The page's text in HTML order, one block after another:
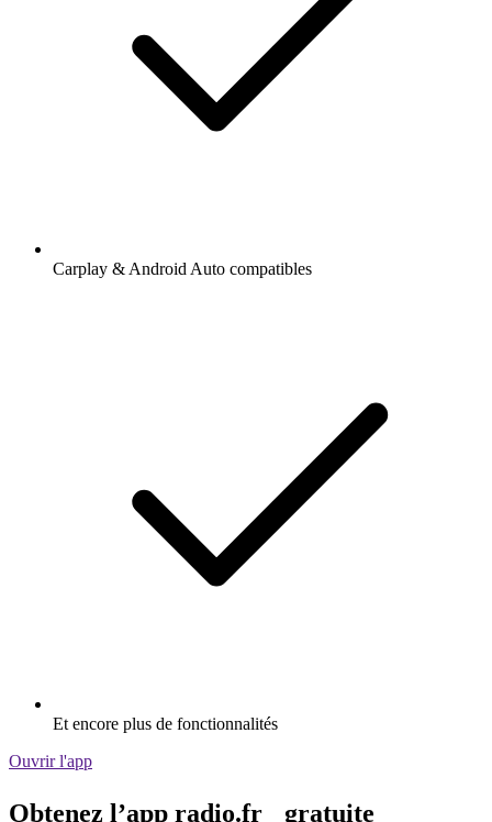
Carplay & Android Auto compatibles
Et encore plus de fonctionnalités
Ouvrir l'app
Obtenez l’app radio.fr gratuite